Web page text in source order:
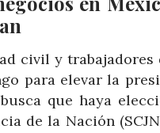
civil y trabajadores
para elevar la
que haya
de la Nación